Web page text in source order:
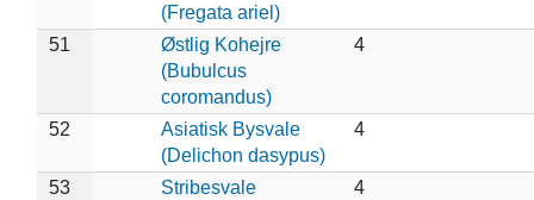
(Fregata ariel)
51
Østlig Kohejre
(Bubulcus
coromandus)
4
52
Asiatisk Bysvale
(Delichon dasypus)
4
53
Stribesvale
4